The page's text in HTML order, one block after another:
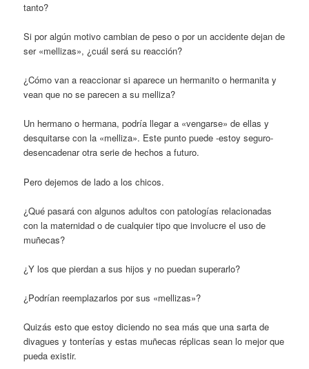
tanto?
Si por algún motivo cambian de peso o por un accidente dejan de
ser «mellizas», ¿cuál será su reacción?
¿Cómo van a reaccionar si aparece un hermanito o hermanita y
vean que no se parecen a su melliza?
Un hermano o hermana, podría llegar a «vengarse» de ellas y
desquitarse con la «melliza». Este punto puede -estoy seguro-
desencadenar otra serie de hechos a futuro.
Pero dejemos de lado a los chicos.
¿Qué pasará con algunos adultos con patologías relacionadas
con la maternidad o de cualquier tipo que involucre el uso de
muñecas?
¿Y los que pierdan a sus hijos y no puedan superarlo?
¿Podrían reemplazarlos por sus «mellizas»?
Quizás esto que estoy diciendo no sea más que una sarta de
divagues y tonterías y estas muñecas réplicas sean lo mejor que
pueda existir.